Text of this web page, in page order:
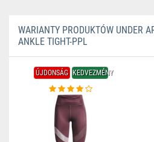
WARIANTY PRODUKTÓW UNDER
ANKLE TIGHT-PPL
ÚJDONSÁG KEDVEZMÉNY